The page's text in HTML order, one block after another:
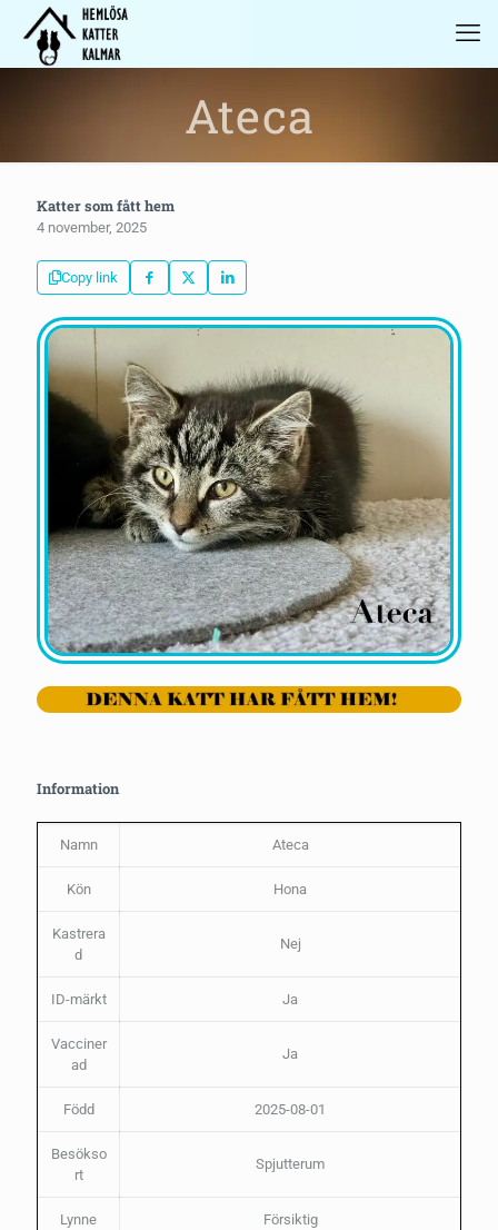
Ateca
Katter som fått hem
4 november, 2025
Copy link
Information
Namn Ateca
Kön Hona
Kastrera
d
Nej
ID-märkt Ja
Vacciner
ad
Ja
Född 2025-08-01
Besökso
rt
Spjutterum
Lynne Försiktig